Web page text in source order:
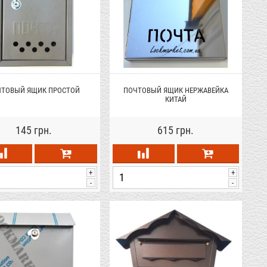
ЯЩИК ПРОСТОЙ
145 грн.
-
+
ПОЧТОВЫЙ ЯЩИК НЕРЖАВЕЙКА
КИТАЙ
615 грн.
-
+